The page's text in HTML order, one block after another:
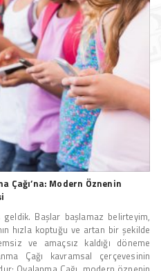
Çağı’na: Modern Öznenin
geldik. Başlar başlamaz belirteyim,
hızla koptuğu ve artan bir şekilde
ve amaçsız kaldığı döneme
Çağı kavramsal çerçevesinin